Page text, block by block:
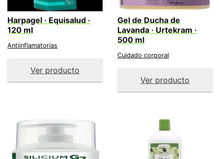
Harpagel · Equisalud ·
120 ml
Antiinflamatorias
Ver producto
Gel de Ducha de
Lavanda · Urtekram ·
500 ml
Cuidado corporal
Ver producto